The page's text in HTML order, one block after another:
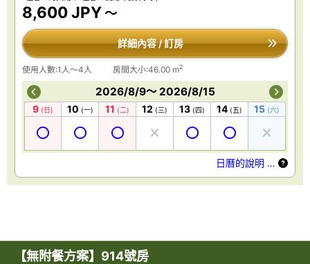
8,600 JPY～
詳細內容 / 訂房
使用人數:1人～4人 房間大小:46.00 m2
2026/8/9～ 2026/8/15
9 (日) 10 (一) 11 (二) 12 (三) 13 (四) 14 (五) 15 (六)
日曆的說明 …
【無附餐方案】914號房